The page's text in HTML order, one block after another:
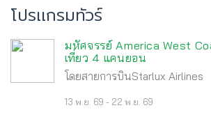
โปรเเกรมทัวร์
มหัศจรรย์ America West
เที่ยว 4 แคนยอน
โดยสายการบินStarlux Airlines
13 พ.ย. 69 - 22 พ.ย. 69